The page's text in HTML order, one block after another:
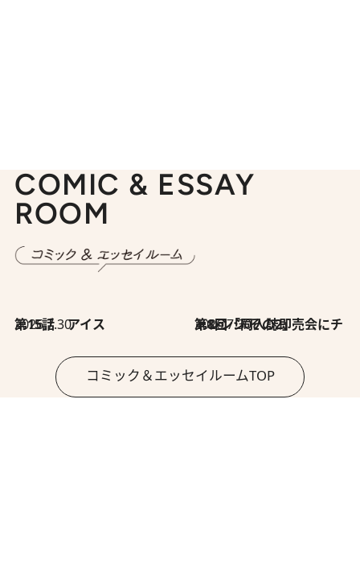
COMIC & ESSAY
ROOM
2026.7.30
第15話 アイス 2026.7.30
第8回「同人誌即売会にチャレンジ その2」
コミック＆エッセイルームTOP